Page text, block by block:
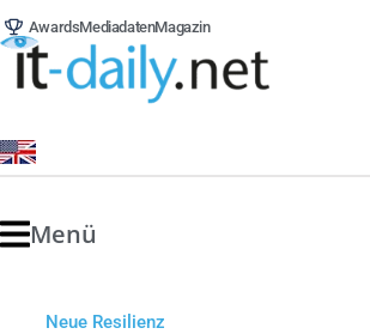
AwardsMediadatenMagazin
Menü
Neue Resilienz